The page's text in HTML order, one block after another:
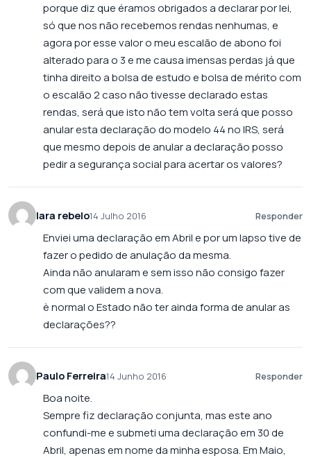
porque diz que éramos obrigados a declarar por lei,
só que nos não recebemos rendas nenhumas, e
agora por esse valor o meu escalão de abono foi
alterado para o 3 e me causa imensas perdas já que
tinha direito a bolsa de estudo e bolsa de mérito com
o escalão 2 caso não tivesse declarado estas
rendas, será que isto não tem volta será que posso
anular esta declaração do modelo 44 no IRS, será
que mesmo depois de anular a declaração posso
pedir a segurança social para acertar os valores?
lara rebelo14 Julho 2016 Responder
Enviei uma declaração em Abril e por um lapso tive de
fazer o pedido de anulação da mesma.
Ainda não anularam e sem isso não consigo fazer
com que validem a nova.
è normal o Estado não ter ainda forma de anular as
declarações??
Paulo Ferreira14 Junho 2016 Responder
Boa noite.
Sempre fiz declaração conjunta, mas este ano
confundi-me e submeti uma declaração em 30 de
Abril, apenas em nome da minha esposa. Em Maio,